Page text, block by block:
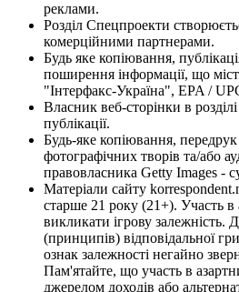
реклами.
Розділ Спецпроекти
комерційними партнерами.
Будь яке копіювання,
поширення інформації, що
"Інтерфакс-Україна", EPA /
Власник веб-сторінки в
публікації.
Будь-яке копіювання, передрук
фотографічних творів та/або
правовласника Getty Images -
Матеріали сайту
старше 21 року (21+). Участь в
викликати ігрову залежність.
(принципів) відповідальної
ознак залежності негайно
Пам'ятайте, що участь в
джерелом доходів або